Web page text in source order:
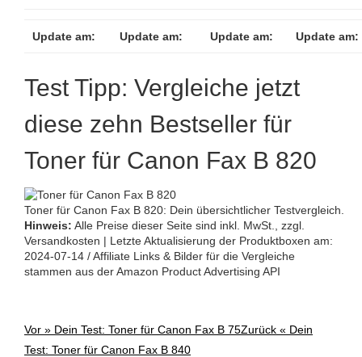
Update am: Update am: Update am: Update am:
Test Tipp: Vergleiche jetzt
diese zehn Bestseller für
Toner für Canon Fax B 820
Toner für Canon Fax B 820: Dein übersichtlicher Testvergleich.
Hinweis: Alle Preise dieser Seite sind inkl. MwSt., zzgl.
Versandkosten | Letzte Aktualisierung der Produktboxen am:
2024-07-14 / Affiliate Links & Bilder für die Vergleiche
stammen aus der Amazon Product Advertising API
Post
Vor » Dein Test: Toner für Canon Fax B 75Zurück « Dein
Test: Toner für Canon Fax B 840